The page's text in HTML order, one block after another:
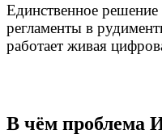
Единственное
регламенты в
работает живая
В чём проблема